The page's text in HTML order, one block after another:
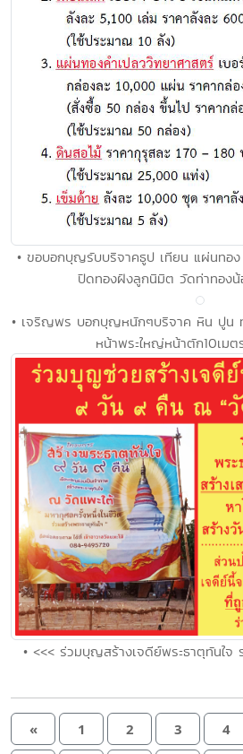
• ขอบอกบุญรับบริจาคธูป เทียน แผ่นทอ
ปิดทองฝังลูกนิมิต วัดท่าทอง
• เจริญพร บอกบุญหนักๆบริจาค หิน ปูน
หน้าพระใหญ่หน้าตัก10เมต
• <<< ร่วมบุญสร้างเจดีย์พระธาตุทันใจ
« 1 2 3 4